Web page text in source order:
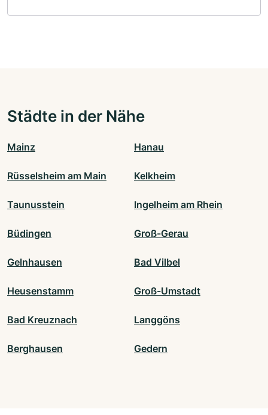
Städte in der Nähe
Mainz Hanau
Rüsselsheim am Main Kelkheim
Taunusstein Ingelheim am Rhein
Büdingen Groß-Gerau
Gelnhausen Bad Vilbel
Heusenstamm Groß-Umstadt
Bad Kreuznach Langgöns
Berghausen Gedern